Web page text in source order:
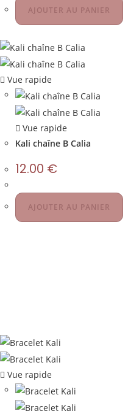
AJOUTER AU PANIER
Vue rapide
Vue rapide
Kali chaîne B Calia
12.00 €
AJOUTER AU PANIER
Vue rapide